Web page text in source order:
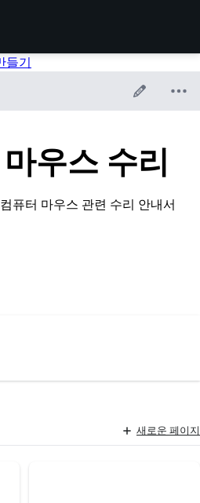
들기
우스 수리
퓨터 마우스 관련 수리 안내서
새로운 페이지